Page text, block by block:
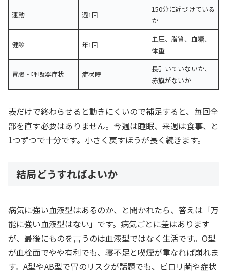
運動 週1回
150分に近づけている
か
健診 年1回
血圧、脂質、血糖、
体重
胃腸・呼吸器症状 症状時
長引いていないか、
赤旗がないか
表だけで終わらせると動きにくいので補足すると、毎回全
部を直す必要はありません。今週は睡眠、来週は食事、と
1つずつで十分です。小さく戻すほうが長く続きます。
結局どうすればよいか
病気に強い血液型はあるのか、と聞かれたら、答えは「万
能に強い血液型はない」です。病気ごとに差はあります
が、最後にものを言うのは血液型ではなく生活です。O型
が血栓面でやや有利でも、寝不足と喫煙が重なれば崩れま
す。A型やAB型で胃のリスクが話題でも、ピロリ菌や症状